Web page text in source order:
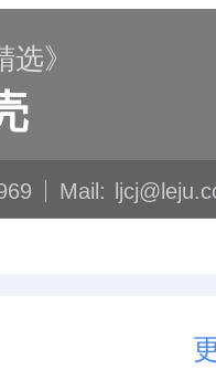
选》
Mail: